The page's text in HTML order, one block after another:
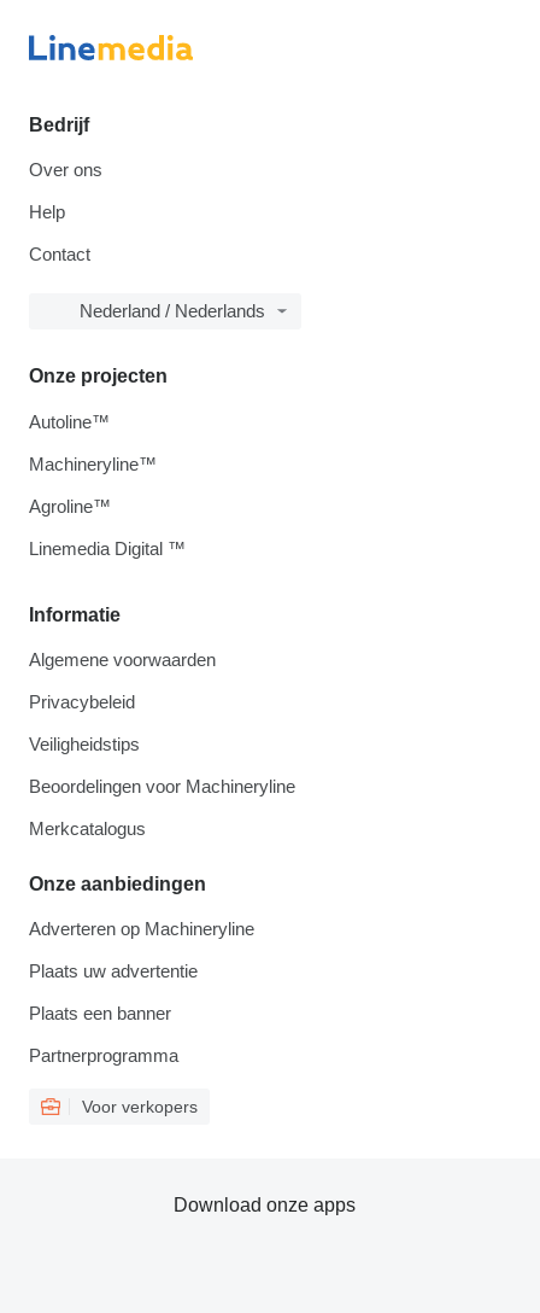
Bedrijf
Over ons
Help
Contact
Nederland / Nederlands
Informatie
Algemene voorwaarden
Privacybeleid
Veiligheidstips
Beoordelingen voor Machineryline
Merkcatalogus
Onze aanbiedingen
Adverteren op Machineryline
Plaats uw advertentie
Plaats een banner
Partnerprogramma
Voor verkopers
Onze projecten
Autoline™
Machineryline™
Agroline™
Linemedia Digital ™
Download onze apps